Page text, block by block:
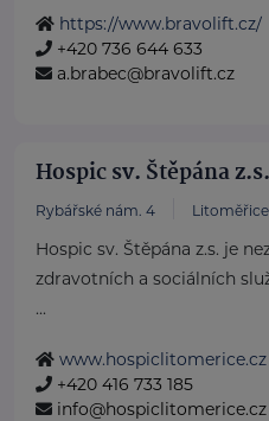
https://www.bravolift.cz/
+420 736 644 633
a.brabec@bravolift.cz
Hospic sv. Štěpána z.s.
Rybářské nám. 4 Litoměřice
Hospic sv. Štěpána z.s. je
zdravotních a sociálních
...
www.hospiclitomerice.cz
+420 416 733 185
info@hospiclitomerice.cz